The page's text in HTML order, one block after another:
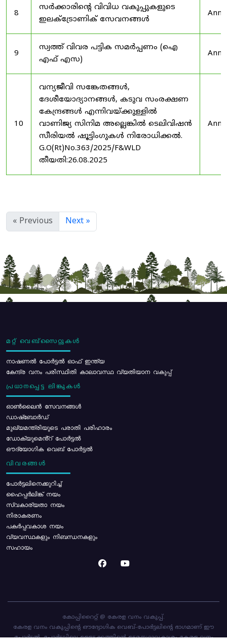
8
സർക്കാരിന്റെ വിവിധ വകുപ്പുകളുടെ
ഇലക്ട്രോണിക് സേവനങ്ങൾ
9
സ്വത്ത് വിവര പട്ടിക സമർപ്പണം (ഐ
എഫ് എസ)
10
വന്യജീവി സങ്കേതങ്ങൾ,
ദേശീയോദ്യാനങ്ങൾ, കടുവ സംരക്ഷണ
കേന്ദ്രങ്ങൾ എന്നിവയ്ക്കുള്ളിൽ
വാണിജ്യ സിനിമ അല്ലെങ്കിൽ ടെലിവിഷൻ
സീരിയൽ ഷൂട്ടിംഗുകൾ നിരോധിക്കൽ.
G.O(Rt)No.363/2025/F&WLD
തീയതി:26.08.2025
« Previous Next »
മറ്റ് വെബ്സൈറ്റുകൾ
നാഷണൽ പോർട്ടൽ ഓഫ് ഇന്ത്യ
കേന്ദ്ര വനം പരിസ്ഥിതി കാലാവസ്ഥ വ്യതിയാന വകുപ്പ്
പ്രധാനപ്പെട്ട ലിങ്കുകൾ
ഓൺലൈൻ സേവനങ്ങൾ
ഡാഷ്ബോർഡ്
മുഖ്യമന്ത്രിയുടെ പരാതി പരിഹാരം
ഡോക്യുമെൻ്റ് പോർട്ടൽ
ഔദ്യോഗിക വെബ് പോർട്ടൽ
വിവരങ്ങൾ
പോര്‍ട്ടലിനെക്കുറിച്ച്
ഹൈപ്പർലിങ്ക് നയം
സ്വകാര്യതാ നയം
നിരാകരണം
പകർപ്പവകാശ നയം
വ്യവസ്ഥകളും നിബന്ധനകളും
സഹായം
കോപ്പിറൈറ്റ് @ കേരള വനം വകുപ്പ്.
കേരള വനം വകുപ്പിന്റെ ഔദ്യോഗിക വെബ്-പോർട്ടലിന്റെ ഭാഗമാണ് ഈ
പോർട്ടൽ. പോർട്ടലിലെ ഉള്ളടക്കത്തിന്റെ ഉടമസ്ഥാവകാശം കേരള വനം